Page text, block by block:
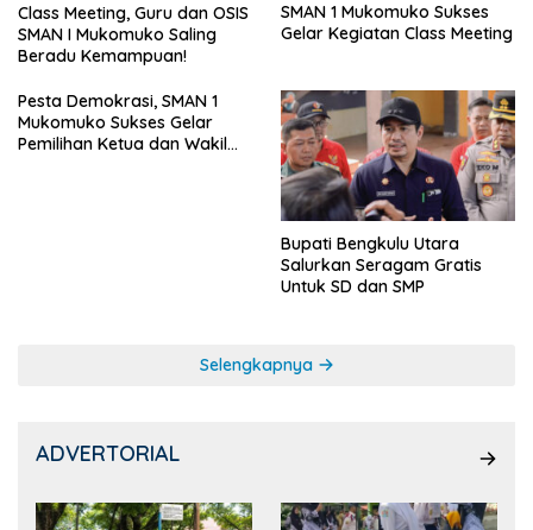
Class Meeting, Guru dan OSIS
SMAN I Mukomuko Saling
Beradu Kemampuan!
SMAN 1 Mukomuko Sukses
Gelar Kegiatan Class Meeting
Pesta Demokrasi, SMAN 1
Mukomuko Sukses Gelar
Pemilihan Ketua dan Wakil
Bupati Bengkulu Utara
Salurkan Seragam Gratis
Untuk SD dan SMP
Selengkapnya
ADVERTORIAL